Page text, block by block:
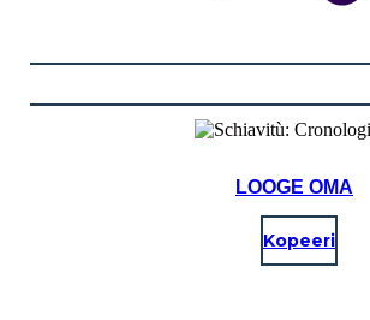
LOOGE OMA
Kopeeri